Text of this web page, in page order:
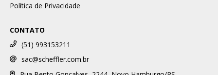
Política de Privacidade
CONTATO
(51) 993153211
sac@scheffler.com.br